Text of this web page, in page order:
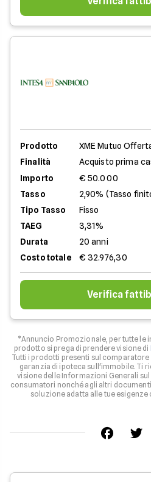
Prodotto
XME Mutuo
Finalità
Acquisto prima
Importo
€ 50.000
Tasso
2,90% (Tasso
Tipo Tasso
Fisso
TAEG
3,31%
Durata
20 anni
Costo totale
€ 32.976,30
Verifica
*Annuncio Promozionale, per tutte le
prodotto si prega di prendere visione di
Tutti i prodotti presenti sul
garanzia di ipoteca sull'immobile. Ti
visione delle Informazioni Generali
consumatori nonché agli altri
soluzione adatta alle tue